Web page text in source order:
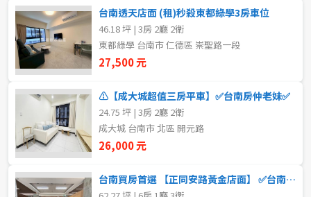
桃園市
新竹市
新竹縣
苗栗縣
台中市
彰化縣
安平區
安南區
類型(可複選)
不拘 整層住家 獨立套房
雅房 其他住宅
辦公 住辦 廠房
車位
坪數
台南透天店面 (租)秒殺東都綠學3房車位
46.18 坪 | 3房 2廳 2衛
東都綠學 台南市 仁德區 崇聖路一段
27,500 元
⚠️【成大城超值三房平車】✅台南房仲老妹✅
24.75 坪 | 3房 2廳 2衛
成大城 台南市 北區 開元路
26,000 元
台南買房首選 【正同安路黃金店面】 ✅台南房仲老妹✅